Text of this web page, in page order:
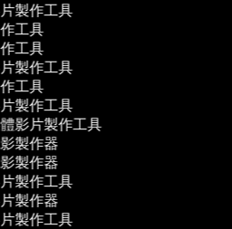
片製作工具
作工具
作工具
片製作工具
作工具
片製作工具
體影片製作工具
影製作器
影製作器
片製作工具
片製作器
片製作工具